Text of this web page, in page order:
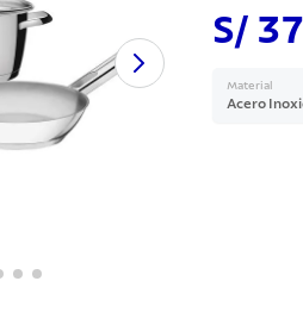
S/
Material
Acero
10